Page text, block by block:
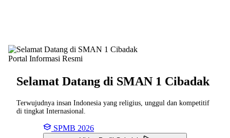
Portal Informasi Resmi
Selamat Datang di SMAN 1 Cibadak
Terwujudnya insan Indonesia yang religius, unggul dan kompetitif
di tingkat Internasional.
SPMB 2026